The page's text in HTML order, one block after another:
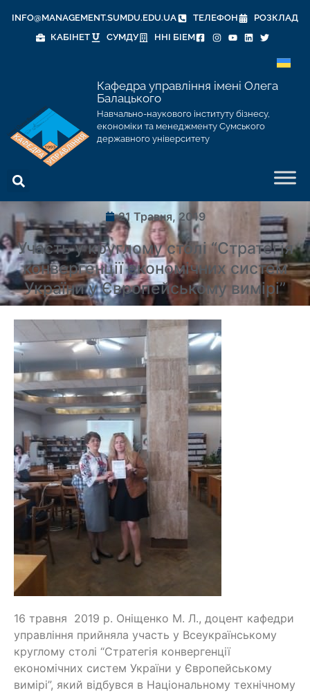
INFO@MANAGEMENT.SUMDU.EDU.UA ТЕЛЕФОН
РОЗКЛАД
КАБІНЕТ
СУМДУ ННІ БІЕМ
Кафедра управління імені Олега
Балацького
Навчально-наукового інституту бізнесу,
економіки та менеджменту Сумського
державного університету
21 Травня, 2019
Участь у круглому столі “Стратегія
конвергенції економічних систем
України у Європейському вимірі”
16 травня 2019 р. Оніщенко М. Л., доцент кафедри
управління прийняла участь у Всеукраїнському
круглому столі “Стратегія конвергенції
економічних систем України у Європейському
вимірі”, який відбувся в Національному технічному